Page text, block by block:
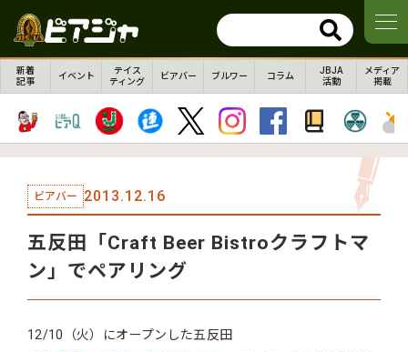
新着
記事
イベント
テイス
ティング
ビアバー ブルワー コラム
JBJA
活動
メディア
掲載
ビアバー 2013.12.16
五反田「Craft Beer Bistroクラフトマ
ン」でペアリング
12/10（火）にオープンした五反田